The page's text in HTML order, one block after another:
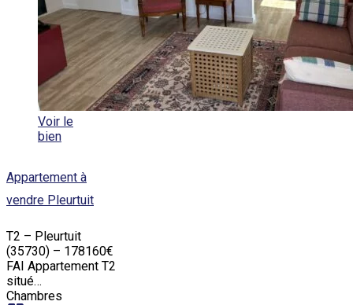
Voir le
bien
Appartement à
vendre Pleurtuit
T2 – Pleurtuit
(35730) – 178160€
FAI Appartement T2
situé…
Chambres